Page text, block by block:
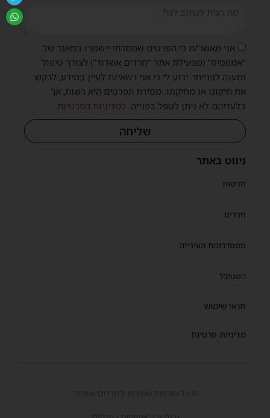
ניווט באתר
חדשות
חרדים
ממסדרונות העירייה
השטיבל
תנאי שימוש
מדיניות פרטיות
אני מאשר/ת כי הפרטים שמסרתי יישמרו במאגר של
"אמפסיס" (מפעילת אתר "חרדים אשדוד") לצורך טיפול
ומענה לפנייתי. ידוע לי כי אני רשאי/ת לעיין במידע, לבקש
את תיקונו או מחיקתו. מסירת הפרטים היא רשות, אך
בלעדיהם לא ניתן לטפל בפנייה. למדיניות הפרטיות.
שליחה
© כל הזכויות שמורות ל'חרדים אשדוד'